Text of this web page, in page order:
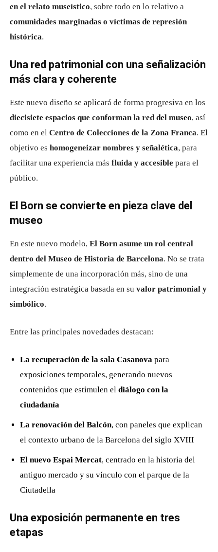
en el relato museístico, sobre todo en lo relativo a
comunidades marginadas o víctimas de represión
histórica.
Una red patrimonial con una señalización
más clara y coherente
Este nuevo diseño se aplicará de forma progresiva en los
diecisiete espacios que conforman la red del museo, así
como en el Centro de Colecciones de la Zona Franca. El
objetivo es homogeneizar nombres y señalética, para
facilitar una experiencia más fluida y accesible para el
público.
El Born se convierte en pieza clave del
museo
En este nuevo modelo, El Born asume un rol central
dentro del Museo de Historia de Barcelona. No se trata
simplemente de una incorporación más, sino de una
integración estratégica basada en su valor patrimonial y
simbólico.
Entre las principales novedades destacan:
La recuperación de la sala Casanova para
exposiciones temporales, generando nuevos
contenidos que estimulen el diálogo con la
ciudadanía
La renovación del Balcón, con paneles que explican
el contexto urbano de la Barcelona del siglo XVIII
El nuevo Espai Mercat, centrado en la historia del
antiguo mercado y su vínculo con el parque de la
Ciutadella
Una exposición permanente en tres
etapas